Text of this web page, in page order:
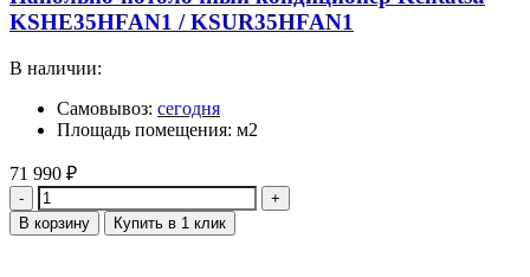
KSHE35HFAN1 / KSUR35HFAN1
В наличии:
Самовывоз: сегодня
Площадь помещения: м2
71 990 ₽
Количество
В корзину Купить в 1 клик